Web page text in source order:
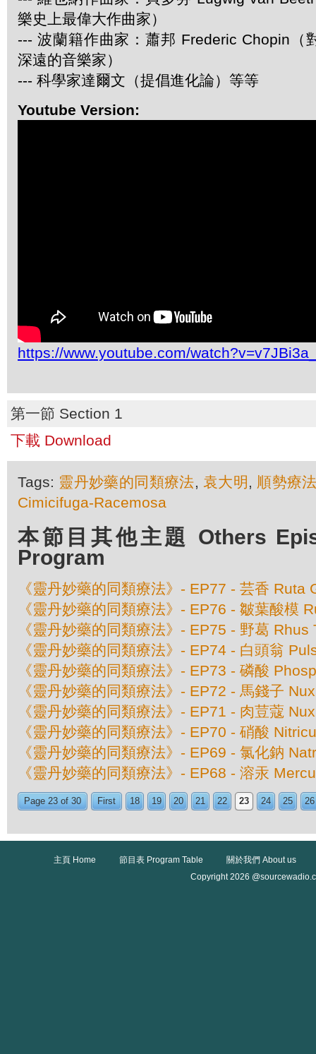
樂史上最偉大作曲家）
--- 波蘭籍作曲家：蕭邦 Frederic Chopin（
深遠的音樂家）
--- 科學家達爾文（提倡進化論）等等
Youtube Version:
https://www.youtube.com/
第一節 Section 1
下載 Download
Tags: 靈丹妙藥的同類療法, 袁大明 , 順勢療
Cimicifuga-Racemosa
本節目其他主題 Others
Program
《靈丹妙藥的同類療法》- EP77 - 芸香 Ruta
《靈丹妙藥的同類療法》- EP76 - 皺葉酸模
《靈丹妙藥的同類療法》- EP75 - 野葛
《靈丹妙藥的同類療法》- EP74 - 白頭翁
《靈丹妙藥的同類療法》- EP73 - 磷酸
《靈丹妙藥的同類療法》- EP72 - 馬錢子
《靈丹妙藥的同類療法》- EP71 - 肉荳蔻
《靈丹妙藥的同類療法》- EP70 - 硝酸
《靈丹妙藥的同類療法》- EP69 - 氯化鈉
《靈丹妙藥的同類療法》- EP68 - 溶汞
Page 23 of 30 First 18 19 20 21 22 23 24 25 26
主頁 Home 節目表 Program Table
關於我們 About us
Copyright 2026